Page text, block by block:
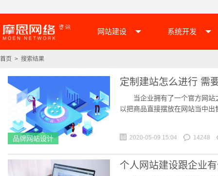
网站建设 系统开发
首页 > 搜索结果
品牌网站设计
定制建站怎么进行 需
当企业拥有了一个官方网站
以把商品直接摆放在网站当中
2020-05-09 15:04 14248
个人网站建设跟企业